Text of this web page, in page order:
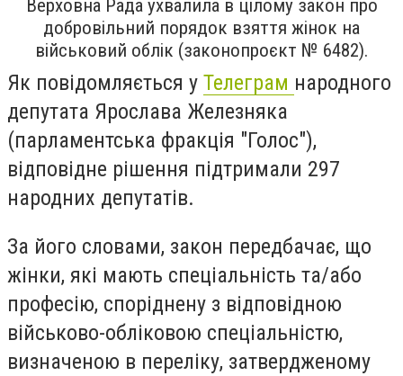
Верховна Рада ухвалила в цілому закон про
добровільний порядок взяття жінок на
військовий облік (законопроєкт № 6482).
Як повідомляється у Телеграм народного
депутата Ярослава Железняка
(парламентська фракція "Голос"),
відповідне рішення підтримали 297
народних депутатів.
За його словами, закон передбачає, що
жінки, які мають спеціальність та/або
професію, споріднену з відповідною
військово-обліковою спеціальністю,
визначеною в переліку, затвердженому